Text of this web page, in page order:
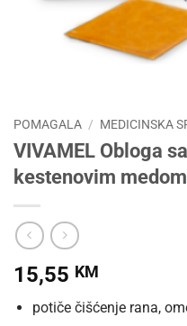
POMAGALA / MEDICINSKA
VIVAMEL Obloga
kestenovim
15,55 KM
potiče čišćenje rana,